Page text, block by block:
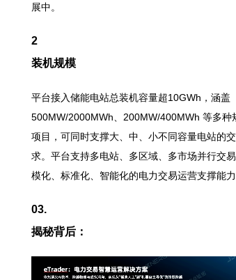
展中。
2
装机规模
平台接入储能电站总装机容量超10GWh，涵盖
500MW/2000MWh、200MW/400MWh 等多种
项目，可同时支撑大、中、小不同容量电站的
求。平台支持多电站、多区域、多市场并行交
模化、标准化、智能化的电力交易运营支撑能力
03.
揭秘背后：